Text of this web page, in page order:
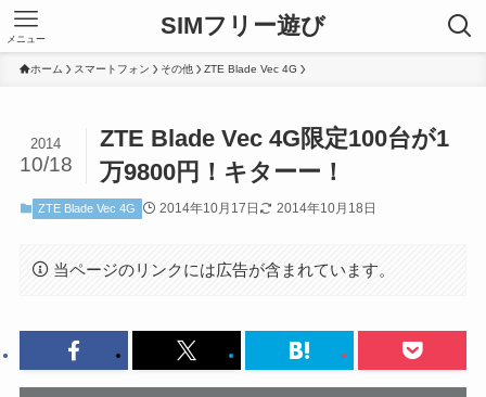
SIMフリー遊び
メニュー
ホーム スマートフォン その他 ZTE Blade Vec 4G
ZTE Blade Vec 4G限定100台が1
万9800円！キターー！
2014
10/18
ZTE Blade Vec 4G 2014年10月17日 2014年10月18日
当ページのリンクには広告が含まれています。